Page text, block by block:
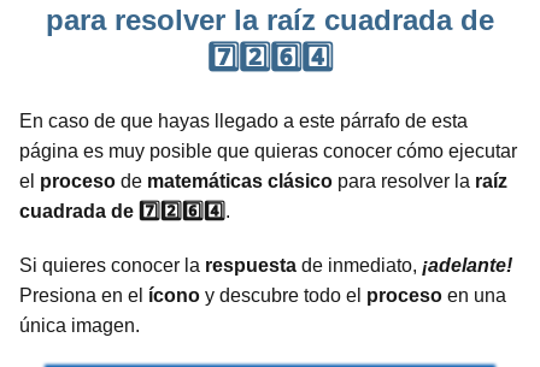
para resolver la raíz cuadrada de
7️⃣2️⃣6️⃣4️⃣
En caso de que hayas llegado a este párrafo de esta
página es muy posible que quieras conocer cómo ejecutar
el proceso de matemáticas clásico para resolver la raíz
cuadrada de 7️⃣2️⃣6️⃣4️⃣ .
Si quieres conocer la respuesta de inmediato, ¡adelante!
Presiona en el ícono y descubre todo el proceso en una
única imagen.